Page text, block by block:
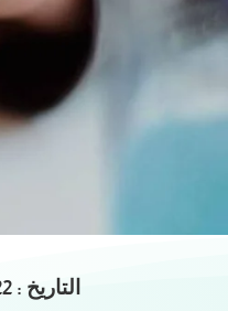
التاريخ : 2022-2023